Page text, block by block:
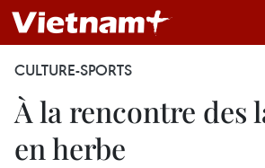
CULTURE-SPORTS
À la rencontre des
en herbe